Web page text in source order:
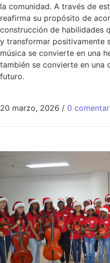
la comunidad. A través de
reafirma su propósito de
construcción de habilidades
y transformar positivamente
música se convierte en una
también se convierte en una
futuro.
20 marzo, 2026 / 0